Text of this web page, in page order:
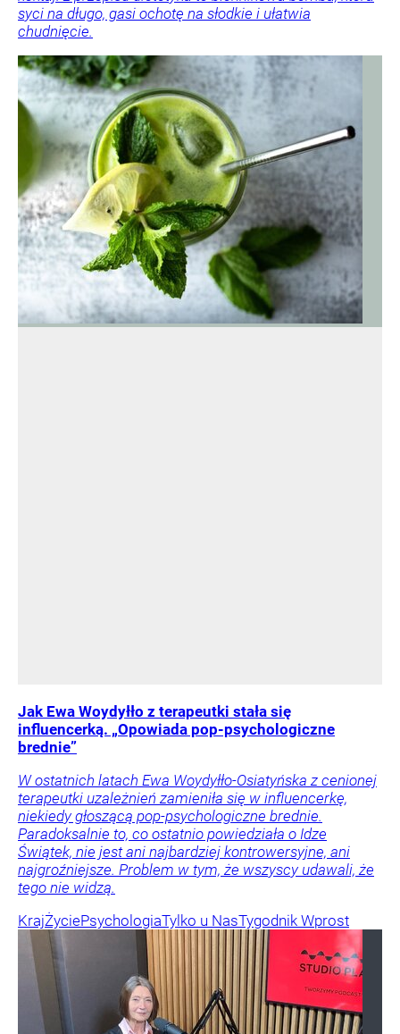
syci na długo, gasi ochotę na słodkie i ułatwia
chudnięcie.
Jak Ewa Woydyłło z terapeutki stała się
influencerką. „Opowiada pop-psychologiczne
brednie”
W ostatnich latach Ewa Woydyłło-Osiatyńska z cenionej
terapeutki uzależnień zamieniła się w influencerkę,
niekiedy głoszącą pop-psychologiczne brednie.
Paradoksalnie to, co ostatnio powiedziała o Idze
Świątek, nie jest ani najbardziej kontrowersyjne, ani
najgroźniejsze. Problem w tym, że wszyscy udawali, że
tego nie widzą.
KrajŻyciePsychologiaTylko u NasTygodnik Wprost